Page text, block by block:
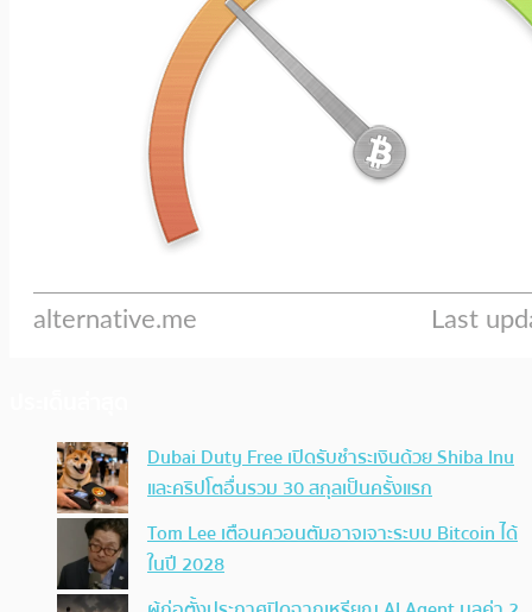
Dubai Duty Free เปิดรับชำระเงินด้วย Shiba Inu
และคริปโตอื่นรวม 30 สกุลเป็นครั้งแรก
Tom Lee เตือนควอนตัมอาจเจาะระบบ Bitcoin ได้
ในปี 2028